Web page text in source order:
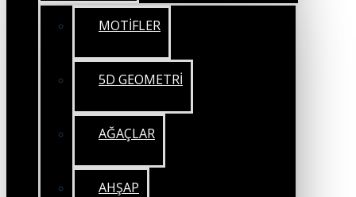
MOTİFLER
5D GEOMETRİ
AĞAÇLAR
AHŞAP